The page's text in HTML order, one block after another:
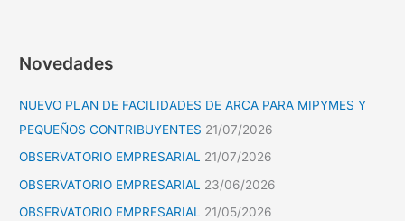
Novedades
NUEVO PLAN DE FACILIDADES DE ARCA PARA MIPYMES Y
PEQUEÑOS CONTRIBUYENTES 21/07/2026
OBSERVATORIO EMPRESARIAL 21/07/2026
OBSERVATORIO EMPRESARIAL
23/06/2026
OBSERVATORIO EMPRESARIAL
21/05/2026